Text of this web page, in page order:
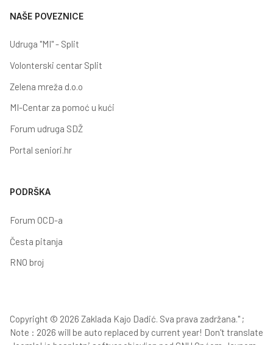
NAŠE POVEZNICE
Udruga "MI" - Split
Volonterski centar Split
Zelena mreža d.o.o
MI-Centar za pomoć u kući
Forum udruga SDŽ
Portal seniori.hr
PODRŠKA
Forum OCD-a
Česta pitanja
RNO broj
Copyright © 2026 Zaklada Kajo Dadić. Sva prava zadržana." ;
Note : 2026 will be auto replaced by current year! Don't translate